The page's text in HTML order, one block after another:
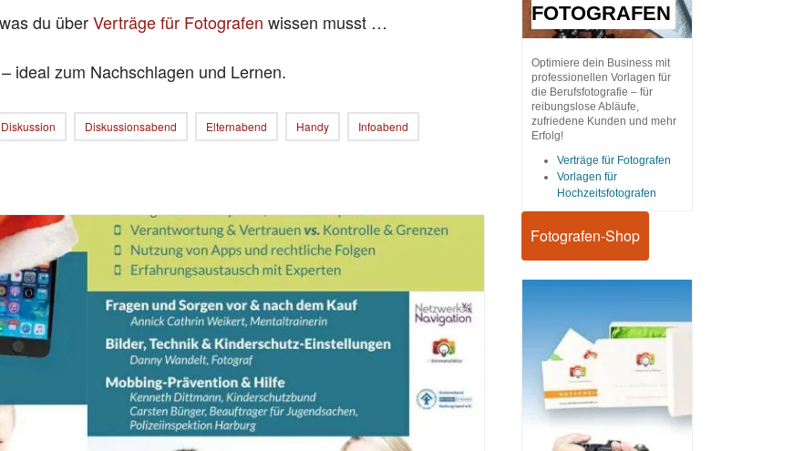
du überVerträge für Fotografen wissen musst …
– ideal zum Nachschlagen und Lernen.
Diskussion Diskussionsabend Elternabend Handy Infoabend
FOTOGRAFEN
Optimiere dein Business mit
professionellen Vorlagen für
die Berufsfotografie – für
reibungslose Abläufe,
zufriedene Kunden und mehr
Erfolg!
Verträge für Fotografen
Vorlagen für
Hochzeitsfotografen
Fotografen-Shop